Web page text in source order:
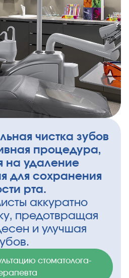
чистка зубов
процедура,
на удаление
для сохранения
рта.
аккуратно
предотвращая
и улучшая
стоматолога-